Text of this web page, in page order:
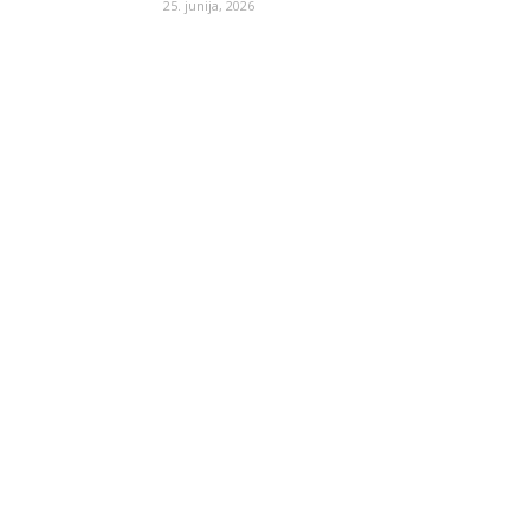
25. junija, 2026